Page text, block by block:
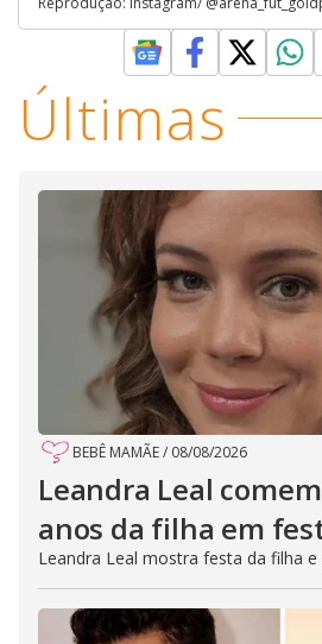
Últimas
BEBÊ MAMÃE/ 08/08/2026
Leandra Leal
anos da filha em
Leandra Leal mostra festa da filha